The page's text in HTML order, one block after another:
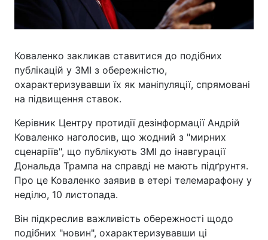
Коваленко закликав ставитися до подібних
публікацій у ЗМІ з обережністю,
охарактеризувавши їх як маніпуляції, спрямовані
на підвищення ставок.
Керівник Центру протидії дезінформації Андрій
Коваленко наголосив, що жодний з "мирних
сценаріїв", що публікують ЗМІ до інавгурації
Дональда Трампа на справді не мають підґрунтя.
Про це Коваленко заявив в етері телемарафону у
неділю, 10 листопада.
Він підкреслив важливість обережності щодо
подібних "новин", охарактеризувавши ці